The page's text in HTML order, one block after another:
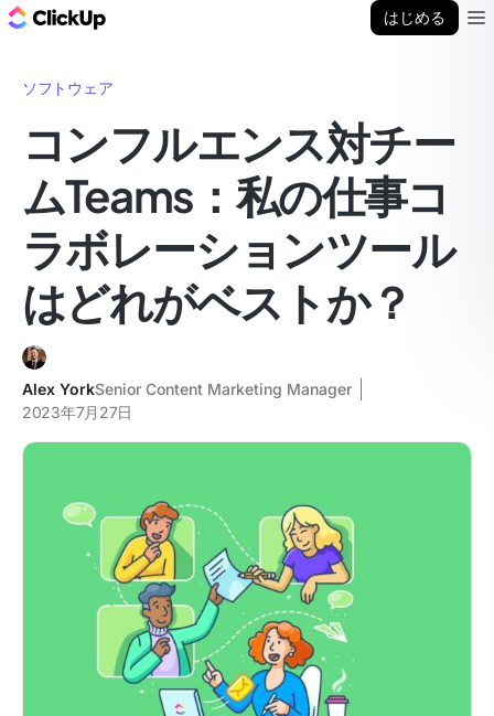
はじめる
ソフトウェア
コンフルエンス対チー
ムTeams：私の仕事コ
ラボレーションツール
はどれがベストか？
Alex YorkSenior Content Marketing Manager
2023年7月27日